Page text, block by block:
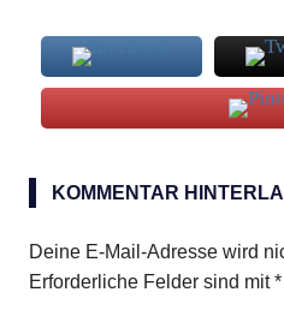
Venezia
KOMMENTAR
Deine E-Mail-Adresse wird
Erforderliche Felder sind mit*